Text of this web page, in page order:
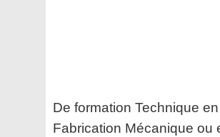
De formation Technique en
Fabrication Mécanique ou